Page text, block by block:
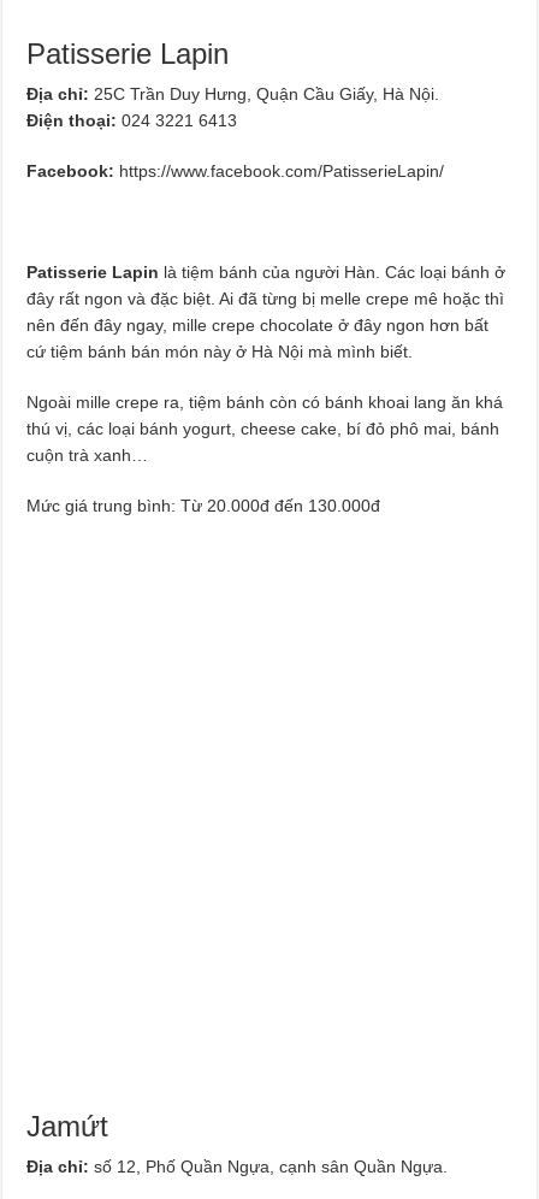
Patisserie Lapin
Địa chỉ: 25C Trần Duy Hưng, Quận Cầu Giấy, Hà Nội.
Điện thoại:024 3221 6413
Facebook: https://www.facebook.com/PatisserieLapin/
Patisserie Lapin là tiệm bánh của người Hàn. Các loại bánh ở
đây rất ngon và đặc biệt. Ai đã từng bị melle crepe mê hoặc thì
nên đến đây ngay, mille crepe chocolate ở đây ngon hơn bất
cứ tiệm bánh bán món này ở Hà Nội mà mình biết.
Ngoài mille crepe ra, tiệm bánh còn có bánh khoai lang ăn khá
thú vị, các loại bánh yogurt, cheese cake, bí đỏ phô mai, bánh
cuộn trà xanh…
Mức giá trung bình: Từ 20.000đ đến 130.000đ
Jamứt
Địa chỉ:số 12, Phố Quần Ngựa, cạnh sân Quần Ngựa.